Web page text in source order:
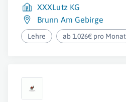
XXXLutz KG
Brunn Am Gebirge
Lehre ab 1.026€ pro Monat